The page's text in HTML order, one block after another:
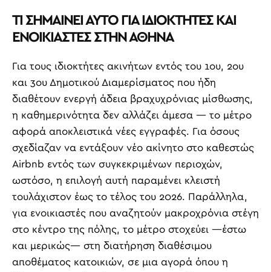
ΤΙ ΣΗΜΑΙΝΕΙ ΑΥΤΟ ΓΙΑ ΙΔΙΟΚΤΗΤΕΣ ΚΑΙ
ΕΝΟΙΚΙΑΣΤΕΣ ΣΤΗΝ ΑΘΗΝΑ
Για τους ιδιοκτήτες ακινήτων εντός του 1ου, 2ου
και 3ου Δημοτικού Διαμερίσματος που ήδη
διαθέτουν ενεργή άδεια βραχυχρόνιας μίσθωσης,
η καθημερινότητα δεν αλλάζει άμεσα — το μέτρο
αφορά αποκλειστικά νέες εγγραφές. Για όσους
σχεδίαζαν να εντάξουν νέο ακίνητο στο καθεστώς
Airbnb εντός των συγκεκριμένων περιοχών,
ωστόσο, η επιλογή αυτή παραμένει κλειστή
τουλάχιστον έως το τέλος του 2026. Παράλληλα,
για ενοικιαστές που αναζητούν μακροχρόνια στέγη
στο κέντρο της πόλης, το μέτρο στοχεύει —έστω
και μερικώς— στη διατήρηση διαθέσιμου
αποθέματος κατοικιών, σε μια αγορά όπου η